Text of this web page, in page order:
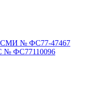
СМИ № ФС77-47467
№ ФС77110096